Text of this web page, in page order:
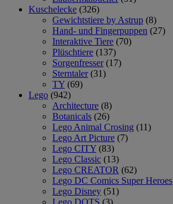
Kuschelecke (326)
Gewichtstiere by Astrup (8)
Hand- und Fingerpuppen (27)
Interaktive Tiere (70)
Plüschtiere (137)
Sorgenfresser (17)
Sterntaler (31)
TY (69)
Lego (942)
Architecture (8)
Botanicals (26)
Lego Animal Crosing (11)
Lego Art Picture (7)
Lego CITY (83)
Lego Classic (13)
Lego CREATOR (62)
Lego DC Comics Super Heroes
Lego Disney (51)
Lego DOTS (3)